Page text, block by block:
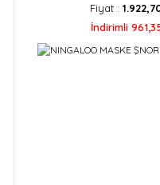
Fiyat :
İndirimli